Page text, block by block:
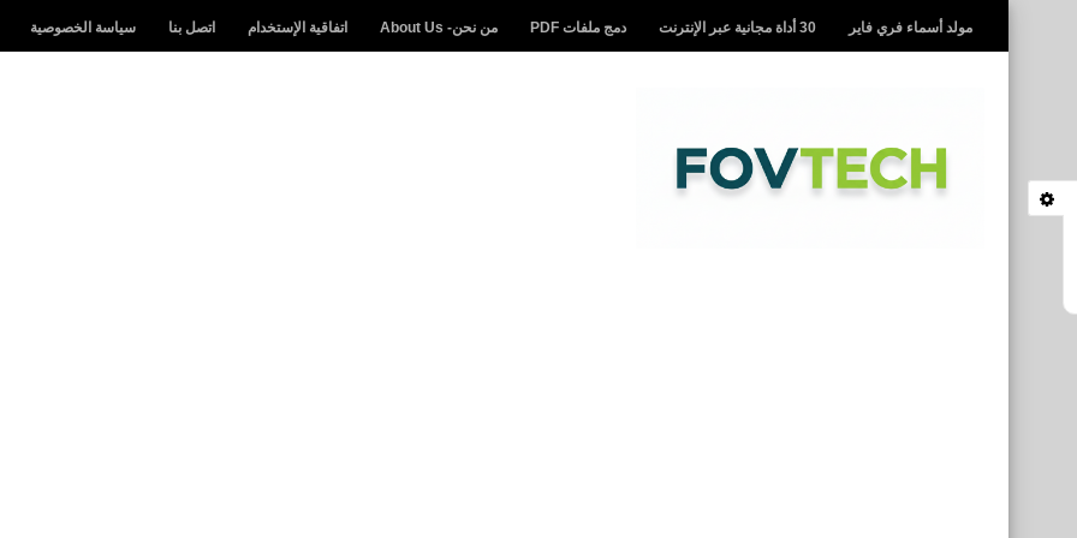
مولد أسماء فري فاير 30 أداة مجانية عبر الإنترنت دمج ملفات PDF من نحن- About Us اتفاقية الإستخدام اتصل بنا سياسة الخصوصية